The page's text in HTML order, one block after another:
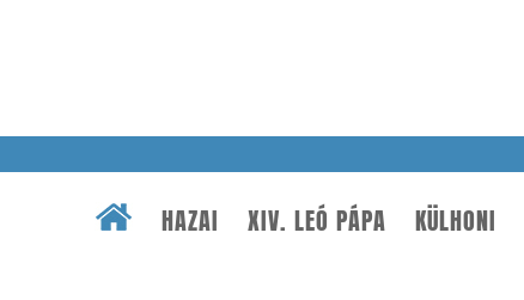
HAZAI XIV. LEÓ PÁPA KÜLHONI